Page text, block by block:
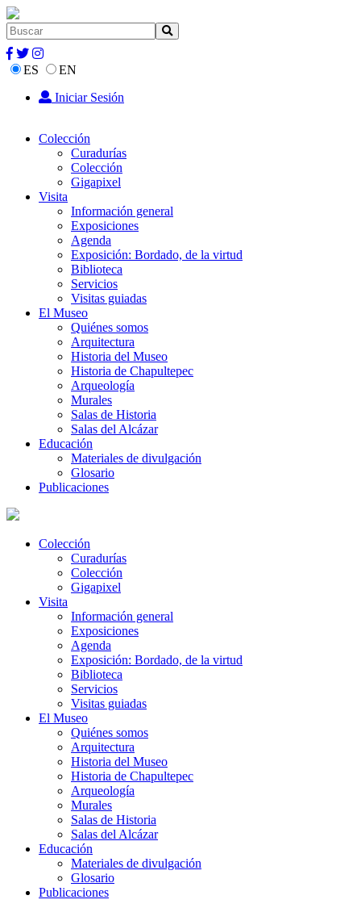
ES
EN
Iniciar Sesión
Colección
Curadurías
Colección
Gigapixel
Visita
Información general
Exposiciones
Agenda
Exposición: Bordado, de la virtud
Biblioteca
Servicios
Visitas guiadas
El Museo
Quiénes somos
Arquitectura
Historia del Museo
Historia de Chapultepec
Arqueología
Murales
Salas de Historia
Salas del Alcázar
Educación
Materiales de divulgación
Glosario
Publicaciones
Colección
Curadurías
Colección
Gigapixel
Visita
Información general
Exposiciones
Agenda
Exposición: Bordado, de la virtud
Biblioteca
Servicios
Visitas guiadas
El Museo
Quiénes somos
Arquitectura
Historia del Museo
Historia de Chapultepec
Arqueología
Murales
Salas de Historia
Salas del Alcázar
Educación
Materiales de divulgación
Glosario
Publicaciones